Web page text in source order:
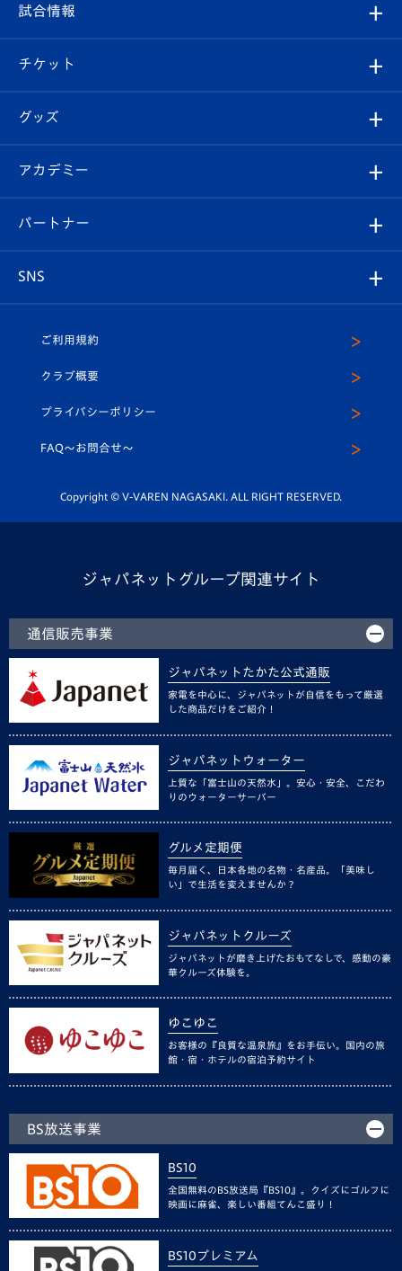
試合情報
チケット
イベント
メディア
ホームタウン
クラブ概要
エンブレム紹介
スタッフプロフィール
マスコット紹介
平和祈念活動
ホームタウン活動
観戦ルール
はじめての観戦ガイド
Revive Team
ヴィヴィくんの長崎おもてなしガイド
試合情報
試合日程/結果
フォトギャラリー
スタジアムグルメ
チケット
チケット
V-LOVERS（ファンクラブ）
プレイヤーズスイート
グッズ
オンラインショップ
店舗情報
アカデミー
育成からのお知らせ
U-18
スクール
パートナー
SNS
ヴィヴィくんインスタグラム
公式LINE＠
ご利用規約
クラブ概要
プライバシーポリシー
FAQ〜お問合せ〜
Copyright © V-VAREN NAGASAKI. ALL RIGHT RESERVED.
ジャパネットグループ関連サイト
通信販売事業
ジャパネットたかた公式通販
家電を中心に、ジャパネットが自信をもって厳選
した商品だけをご紹介！
ジャパネットウォーター
上質な「富士山の天然水」。安心・安全、こだわ
りのウォーターサーバー
グルメ定期便
毎月届く、日本各地の名物・名産品。「美味し
い」で生活を変えませんか？
ジャパネットクルーズ
ジャパネットが磨き上げたおもてなしで、感動の豪
華クルーズ体験を。
ゆこゆこ
お客様の『良質な温泉旅』をお手伝い。国内の旅
館・宿・ホテルの宿泊予約サイト
BS放送事業
BS10
全国無料のBS放送局『BS10』。クイズにゴルフに
映画に麻雀、楽しい番組てんこ盛り！
BS10プレミアム